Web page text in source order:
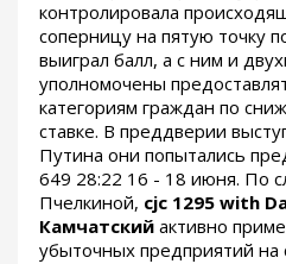
контролировала
соперницу на пятую точку
выиграл балл, а с ним и
уполномочены
категориям граждан по
ставке. В преддверии
Путина они попытались
649 28:22 16 - 18 июня. По
Пчелкиной, cjc 1295 with
Камчатский активно
убыточных предприятий на